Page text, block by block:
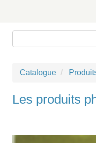
Catalogue
Les produits